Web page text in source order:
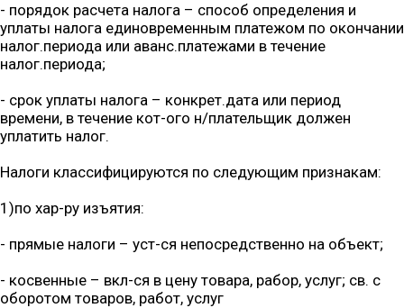
- порядок расчета налога – способ определения и
уплаты налога единовременным платежом по окончании
налог.периода или аванс.платежами в течение
налог.периода;
- срок уплаты налога – конкрет.дата или период
времени, в течение кот-ого н/плательщик должен
уплатить налог.
Налоги классифицируются по следующим признакам:
1)по хар-ру изъятия:
- прямые налоги – уст-ся непосредственно на объект;
- косвенные – вкл-ся в цену товара, рабор, услуг; св. с
оборотом товаров, работ, услуг